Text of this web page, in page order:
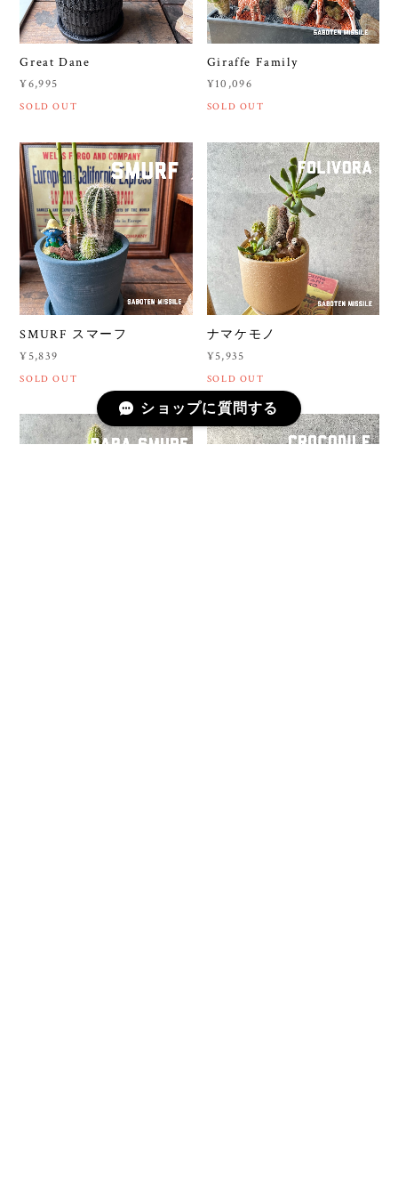
Great Dane
¥6,995
SOLD OUT
Giraffe Family
¥10,096
SOLD OUT
SMURF スマーフ
¥5,839
SOLD OUT
ナマケモノ
¥5,935
SOLD OUT
ショップに質問する